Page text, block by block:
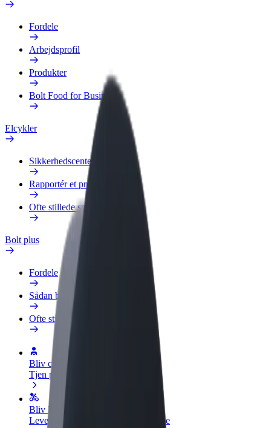
Fordele
Arbejdsprofil
Produkter
Bolt Food for Business
Elcykler
Sikkerhedscenter
Rapportér et problem
Ofte stillede spørgsmål
Bolt plus
Fordele
Sådan bliver du medlem
Ofte stillede spørgsmål
Bliv chauffør
Tjen penge på dine vilkår
Bliv leveringsperson
Lever mad og få udbetaling hver uge